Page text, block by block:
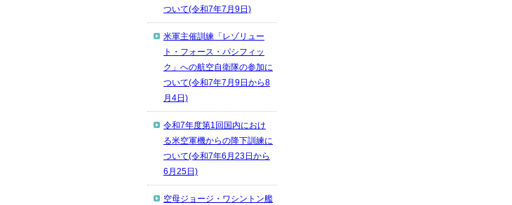
ついて(令和7年7月9日)
米軍主催訓練「レゾリュー
ト・フォース・パシフィッ
ク」への航空自衛隊の参加に
ついて(令和7年7月9日から8
月4日)
令和7年度第1回国内におけ
る米空軍機からの降下訓練に
ついて(令和7年6月23日から
6月25日)
空母ジョージ・ワシントン艦